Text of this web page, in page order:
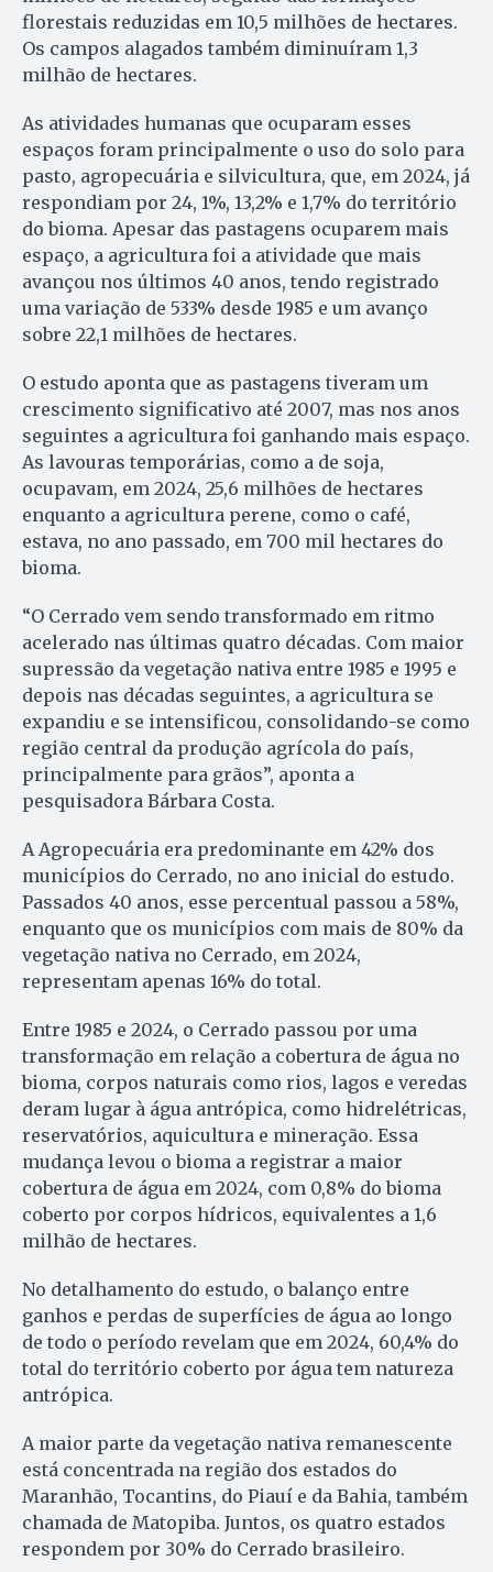
florestais reduzidas em 10,5 milhões de hectares.
Os campos alagados também diminuíram 1,3
milhão de hectares.
As atividades humanas que ocuparam esses
espaços foram principalmente o uso do solo para
pasto, agropecuária e silvicultura, que, em 2024, já
respondiam por 24, 1%, 13,2% e 1,7% do território
do bioma. Apesar das pastagens ocuparem mais
espaço, a agricultura foi a atividade que mais
avançou nos últimos 40 anos, tendo registrado
uma variação de 533% desde 1985 e um avanço
sobre 22,1 milhões de hectares.
O estudo aponta que as pastagens tiveram um
crescimento significativo até 2007, mas nos anos
seguintes a agricultura foi ganhando mais espaço.
As lavouras temporárias, como a de soja,
ocupavam, em 2024, 25,6 milhões de hectares
enquanto a agricultura perene, como o café,
estava, no ano passado, em 700 mil hectares do
bioma.
“O Cerrado vem sendo transformado em ritmo
acelerado nas últimas quatro décadas. Com maior
supressão da vegetação nativa entre 1985 e 1995 e
depois nas décadas seguintes, a agricultura se
expandiu e se intensificou, consolidando-se como
região central da produção agrícola do país,
principalmente para grãos”, aponta a
pesquisadora Bárbara Costa.
A Agropecuária era predominante em 42% dos
municípios do Cerrado, no ano inicial do estudo.
Passados 40 anos, esse percentual passou a 58%,
enquanto que os municípios com mais de 80% da
vegetação nativa no Cerrado, em 2024,
representam apenas 16% do total.
Entre 1985 e 2024, o Cerrado passou por uma
transformação em relação a cobertura de água no
bioma, corpos naturais como rios, lagos e veredas
deram lugar à água antrópica, como hidrelétricas,
reservatórios, aquicultura e mineração. Essa
mudança levou o bioma a registrar a maior
cobertura de água em 2024, com 0,8% do bioma
coberto por corpos hídricos, equivalentes a 1,6
milhão de hectares.
No detalhamento do estudo, o balanço entre
ganhos e perdas de superfícies de água ao longo
de todo o período revelam que em 2024, 60,4% do
total do território coberto por água tem natureza
antrópica.
A maior parte da vegetação nativa remanescente
está concentrada na região dos estados do
Maranhão, Tocantins, do Piauí e da Bahia, também
chamada de Matopiba. Juntos, os quatro estados
respondem por 30% do Cerrado brasileiro.